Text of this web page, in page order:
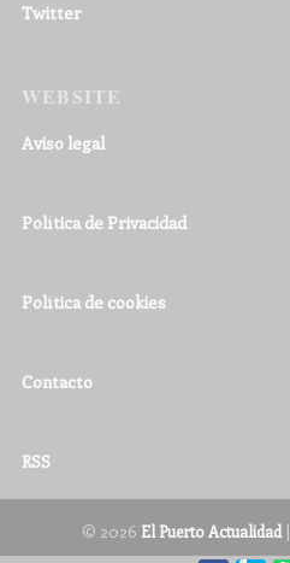
Twitter
WEBSITE
Aviso legal
Política de Privacidad
Política de cookies
Contacto
RSS
© 2026 El Puerto Actualidad|